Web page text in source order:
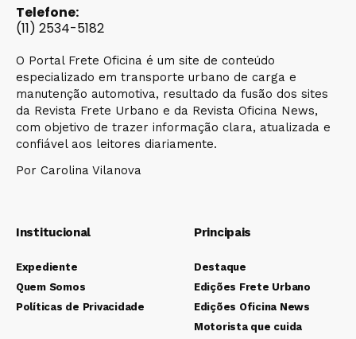
Telefone:
(11) 2534-5182
O Portal Frete Oficina é um site de conteúdo
especializado em transporte urbano de carga e
manutenção automotiva, resultado da fusão dos sites
da Revista Frete Urbano e da Revista Oficina News,
com objetivo de trazer informação clara, atualizada e
confiável aos leitores diariamente.
Por Carolina Vilanova
Institucional
Expediente
Quem Somos
Políticas de Privacidade
Principais
Destaque
Edições Frete Urbano
Edições Oficina News
Motorista que cuida